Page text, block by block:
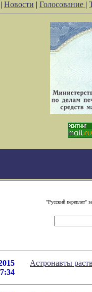
| Новости | Голосование |
"Русский переплет"
Астронавты